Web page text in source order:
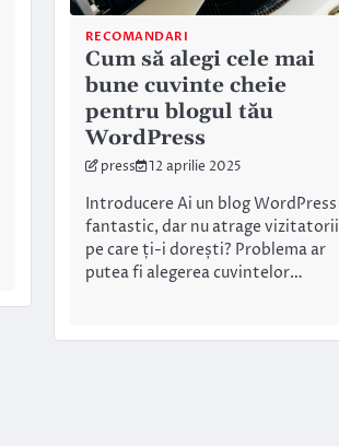
RECOMANDARI
Cum să alegi cele mai
bune cuvinte cheie
pentru blogul tău
WordPress
press 12 aprilie 2025
Introducere Ai un blog WordPress
fantastic, dar nu atrage vizitatorii
pe care ți-i dorești? Problema ar
putea fi alegerea cuvintelor…